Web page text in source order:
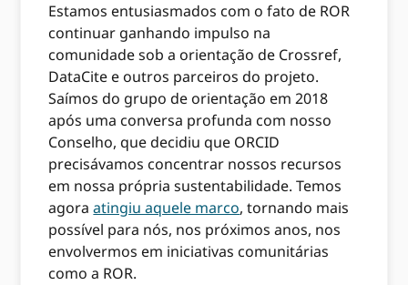
Estamos entusiasmados com o fato de ROR
continuar ganhando impulso na
comunidade sob a orientação de Crossref,
DataCite e outros parceiros do projeto.
Saímos do grupo de orientação em 2018
após uma conversa profunda com nosso
Conselho, que decidiu que ORCID
precisávamos concentrar nossos recursos
em nossa própria sustentabilidade. Temos
agoraatingiu aquele marco, tornando mais
possível para nós, nos próximos anos, nos
envolvermos em iniciativas comunitárias
como a ROR.